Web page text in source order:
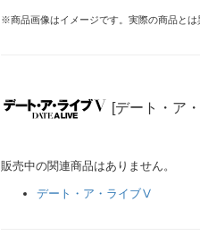
※商品画像はイメージです。実際の商品と
[デート・ア
販売中の関連商品はありません。
デート・ア・ライブⅤ